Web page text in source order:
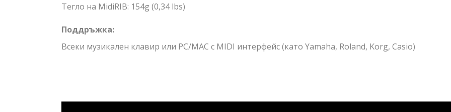
Тегло на MidiRIB: 154g (0,34 lbs)
Поддръжка:
Всеки музикален клавир или PC/MAC с MIDI интерфейс (като Yamaha, Roland, Korg, Casio)